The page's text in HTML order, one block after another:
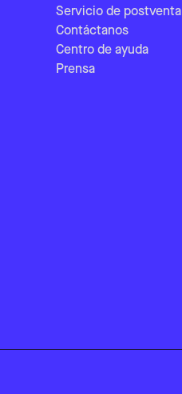
Servicio de postventa
Contáctanos
Centro de ayuda
Prensa